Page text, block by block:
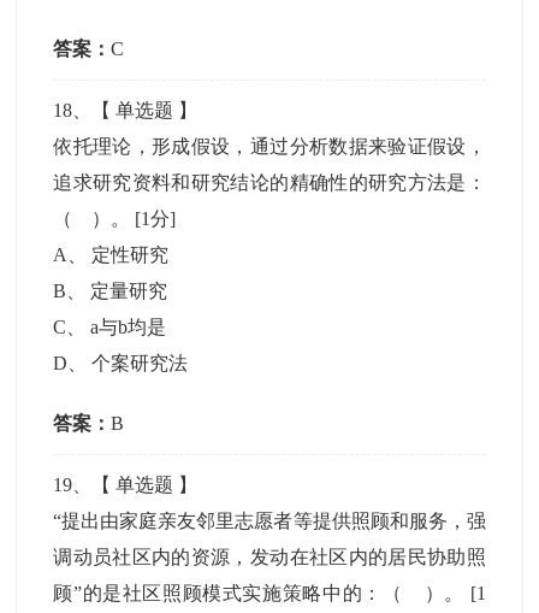
答案：C
18 、【单选题 】
依托理论，形成假设，通过分析数据来验证假设，
追求研究资料和研究结论的精确性的研究方法是：
（ ）。 [1分]
A
定性研究
B
定量研究
C 、a与b均是
D 、个案研究法
答案：B
19 、【单选题 】
“提出由家庭亲友邻里志愿者等提供照顾和服务，强
调动员社区内的资源，发动在社区内的居民协助照
顾”的是社区照顾模式实施策略中的：（ ）。 [1